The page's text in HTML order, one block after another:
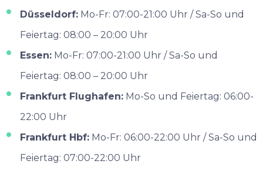
Düsseldorf:Mo-Fr: 07:00-21:00 Uhr / Sa-So und
Feiertag: 08:00 – 20:00 Uhr
Essen:Mo-Fr: 07:00-21:00 Uhr / Sa-So und
Feiertag: 08:00 – 20:00 Uhr
Frankfurt Flughafen:Mo-So und Feiertag: 06:00-
22:00 Uhr
Frankfurt Hbf:Mo-Fr: 06:00-22:00 Uhr / Sa-So und
Feiertag: 07:00-22:00 Uhr